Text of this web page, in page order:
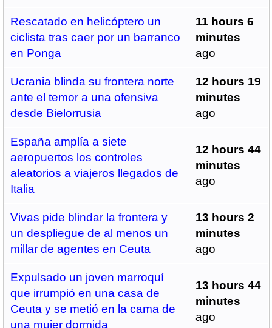
Rescatado en helicóptero un
ciclista tras caer por un barranco
en Ponga
11 hours 6
minutes
ago
Ucrania blinda su frontera norte
ante el temor a una ofensiva
desde Bielorrusia
12 hours 19
minutes
ago
España amplía a siete
aeropuertos los controles
aleatorios a viajeros llegados de
Italia
12 hours 44
minutes
ago
Vivas pide blindar la frontera y
un despliegue de al menos un
millar de agentes en Ceuta
13 hours 2
minutes
ago
Expulsado un joven marroquí
que irrumpió en una casa de
Ceuta y se metió en la cama de
una mujer dormida
13 hours 44
minutes
ago